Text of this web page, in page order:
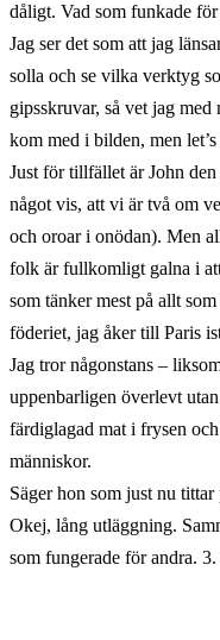
dåligt. Vad som funkade
Jag ser det som att jag
solla och se vilka verktyg
gipsskruvar, så vet jag
kom med i bilden, men let’s
Just för tillfället är John
något vis, att vi är två om
och oroar i onödan). Men
folk är fullkomligt galna i
som tänker mest på allt
föderiet, jag åker till Paris
Jag tror någonstans –
uppenbarligen överlevt
färdiglagad mat i frysen
människor.
Säger hon som just nu
Okej, lång utläggning.
som fungerade för andra.